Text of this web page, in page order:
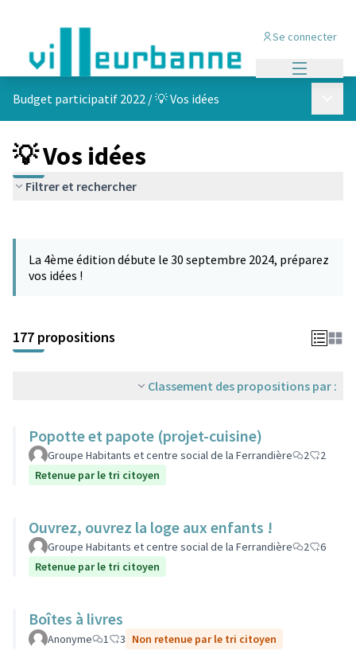
Se connecter
Budget participatif 2022 /💡 Vos idées
💡 Vos idées
Filtrer et rechercher
−
La 4ème édition débute le 30 septembre 2024, préparez
vos idées !
177 propositions
Classement des propositions par :
Popotte et papote (projet-cuisine)
Groupe Habitants et centre social de la Ferrandière 2
2
Retenue par le tri citoyen
Ouvrez, ouvrez la loge aux enfants !
Groupe Habitants et centre social de la Ferrandière 2
6
Retenue par le tri citoyen
Boîtes à livres
Anonyme 1 3 Non retenue par le tri citoyen